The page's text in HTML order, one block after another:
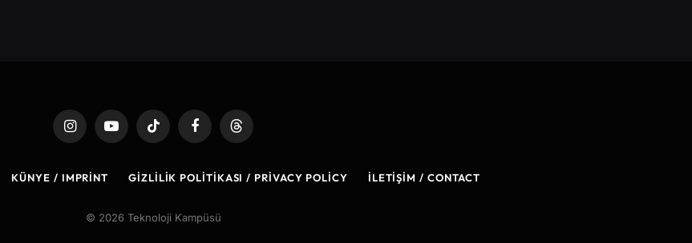
InstagramYouTubeTikTok FacebookThreads
KÜNYE / IMPRINT GIZLILIK POLITIKASI / PRIVACY POLICY İLETIŞIM / CONTACT
© 2026 Teknoloji Kampüsü